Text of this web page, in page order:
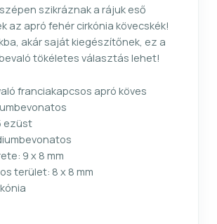
szikráznak a rájuk eső
az apró fehér cirkónia kövecskék!
akár saját kiegészítőnek, ez a
tökéletes választás lehet!
franciakapcsos apró köves
ezüst
9 x 8 mm
terület: 8 x 8 mm